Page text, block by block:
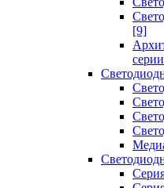
[9]